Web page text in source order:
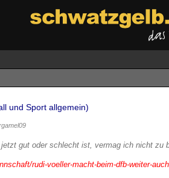
und Sport allgemein)
gut oder schlecht ist, vermag ich nicht zu
rudi-voeller-macht-beim-dfb-weiter-